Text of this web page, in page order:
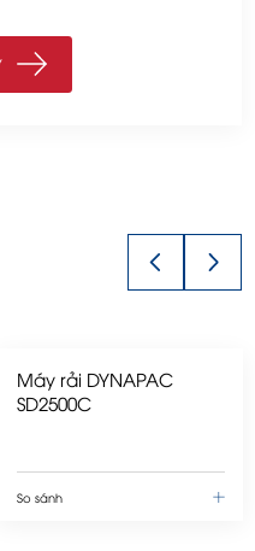
Máy rải DYNAPAC
SD2500C
So sánh